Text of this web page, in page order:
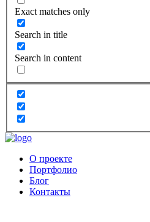
Exact matches only
Search in title
Search in content
О проекте
Портфолио
Блог
Контакты